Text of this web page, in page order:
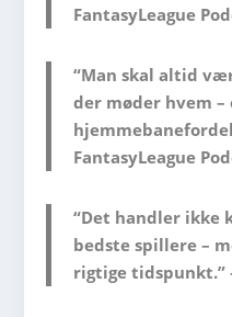
FantasyLeague
“Man skal altid
der møder hvem –
FantasyLeague
“Det handler ikke
bedste spillere –
rigtige tidspunkt.”